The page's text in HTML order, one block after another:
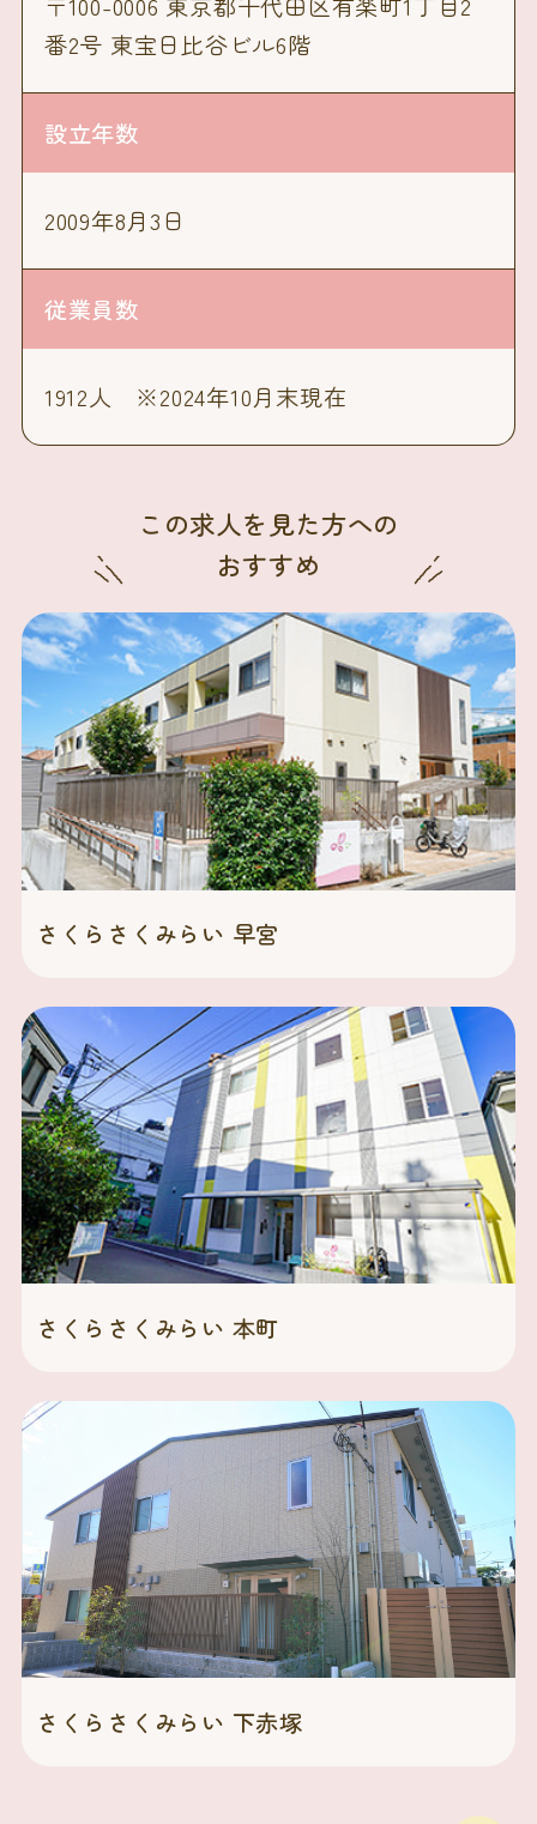
番2号 東宝日比谷ビル6階
設立年数
2009年8月3日
従業員数
1912人 ※2024年10月末現在
この求人を見た方への
おすすめ
さくらさくみらい 早宮
さくらさくみらい 本町
さくらさくみらい 下赤塚